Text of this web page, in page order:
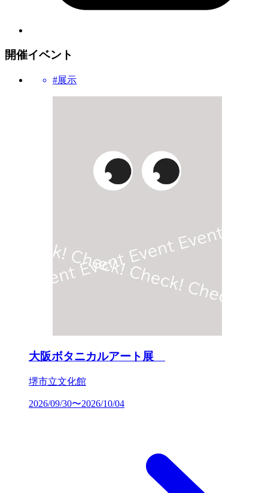
開催イベント
#展示
大阪ボタニカルアート展
堺市立文化館
2026/09/30〜2026/10/04